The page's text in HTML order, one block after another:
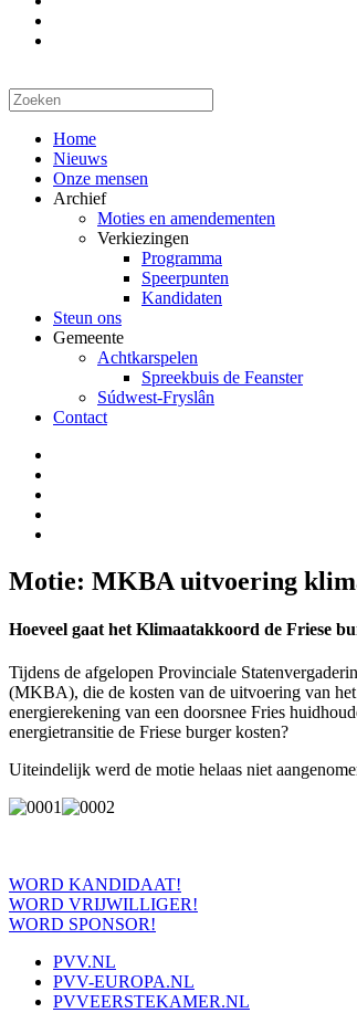
Home
Nieuws
Onze mensen
Archief
Moties en amendementen
Verkiezingen
Programma
Speerpunten
Kandidaten
Steun ons
Gemeente
Achtkarspelen
Spreekbuis de Feanster
Súdwest-Fryslân
Contact
Motie: MKBA uitvoering
Hoeveel gaat het Klimaatakkoord de Friese
Tijdens de afgelopen Provinciale
(MKBA), die de kosten van de uitvoering van
energierekening van een doorsnee Fries
energietransitie de Friese burger kosten?
Uiteindelijk werd de motie helaas niet
WORD KANDIDAAT!
WORD VRIJWILLIGER!
WORD SPONSOR!
PVV.NL
PVV-EUROPA.NL
PVVEERSTEKAMER.NL